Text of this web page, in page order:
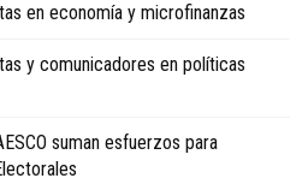
en economía y microfinanzas
y comunicadores en políticas
suman esfuerzos para